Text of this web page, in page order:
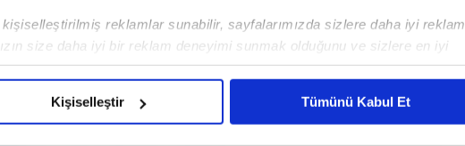
reklamlar sunabilir, sayfalarımızda sizlere daha iyi reklam
size daha iyi bir reklam deneyimi sunmak olduğunu ve sizlere en iyi
gösterdiğimizi ve bu noktada, reklamların maliyetlerimizi karşılamak
Kişiselleştir Tümünü Kabul Et